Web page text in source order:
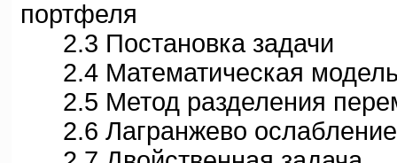
портфеля
2.3 Постановка задачи
2.4 Математическая
2.5 Метод разделения
2.6 Лагранжево ослабление